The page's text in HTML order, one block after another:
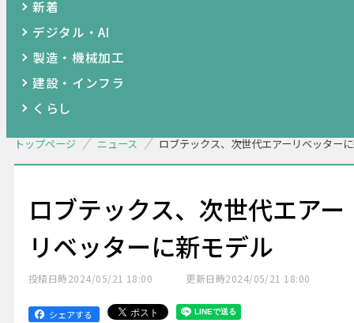
新着
デジタル・AI
製造・機械加工
建設・インフラ
くらし
トップページ ニュース ロブテックス、次世代エアーリベッター
ロブテックス、次世代エアー
リベッターに新モデル
投稿日時2024/05/21 18:00 更新日時2024/05/21 18:00
シェアする